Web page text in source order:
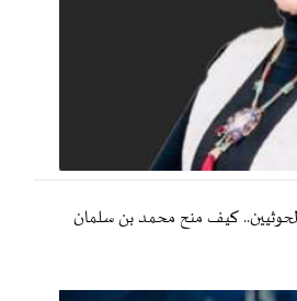
كيف منح محمد بن سلمان